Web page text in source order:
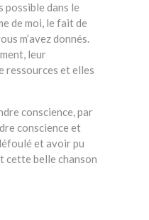
possible dans le
de moi, le fait de
m’avez donnés.
leur
ressources et elles
conscience, par
conscience et
et avoir pu
cette belle chanson